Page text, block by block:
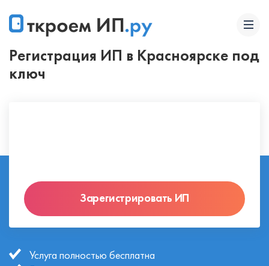
Регистрация ИП в Красноярске под
ключ
Зарегистрировать ИП
Услуга полностью бесплатна